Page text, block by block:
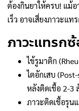
ต้องกินยาให้ครบ! แม้
เร็ว อาจเสี่ยงภาวะแท
ภาวะแทรก
ไข้รูมาติก
ไตอักเสบ
หลังติดเชื้อ 2-3
ภาวะติดเชื้อรุนแ